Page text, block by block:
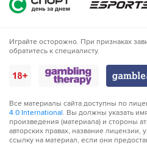
Играйте осторожно. При признаках
обратитесь к специалисту.
Все материалы сайта доступны по
4.0 International. Вы должны указать
произведения (материала) и стороны
авторских правах, название лицензии,
ссылку на материал, если они